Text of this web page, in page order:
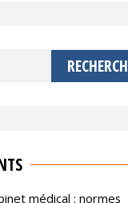
médical : normes